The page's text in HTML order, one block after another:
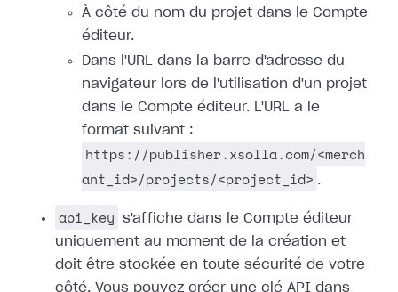
À côté du nom du projet dans le Compte
éditeur.
Dans l'URL dans la barre d'adresse du
navigateur lors de l'utilisation d'un projet
dans le Compte éditeur. L'URL a le
format suivant :
https://publisher.xsolla.com/<merch
ant_id>/projects/<project_id> .
api_key
s'affiche dans le Compte éditeur
uniquement au moment de la création et
doit être stockée en toute sécurité de votre
côté. Vous pouvez créer une clé API dans